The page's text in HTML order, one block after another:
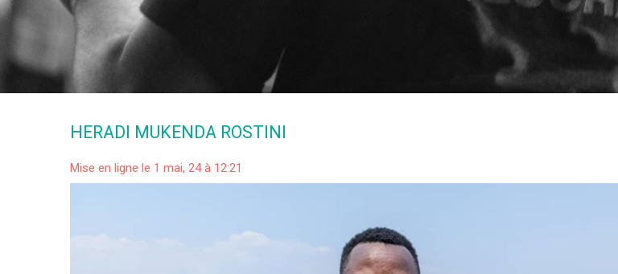
HERADI MUKENDA ROSTINI
Mise en ligne le 1 mai, 24 à 12:21